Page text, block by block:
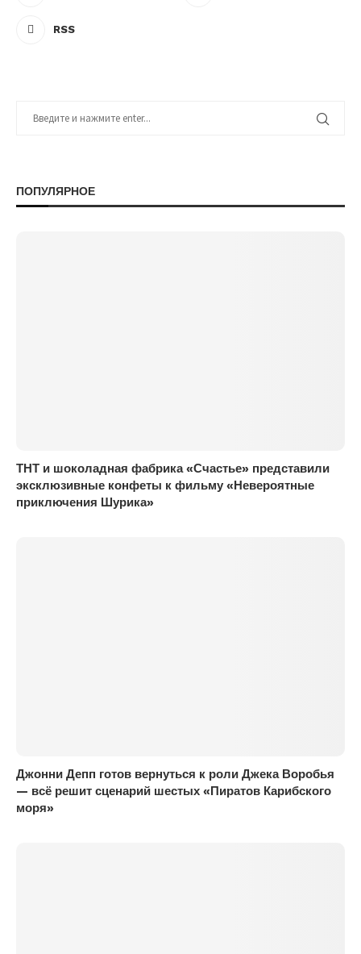
RSS
ПОПУЛЯРНОЕ
ТНТ и шоколадная фабрика «Счастье» представили
эксклюзивные конфеты к фильму «Невероятные
приключения Шурика»
Джонни Депп готов вернуться к роли Джека Воробья
— всё решит сценарий шестых «Пиратов Карибского
моря»